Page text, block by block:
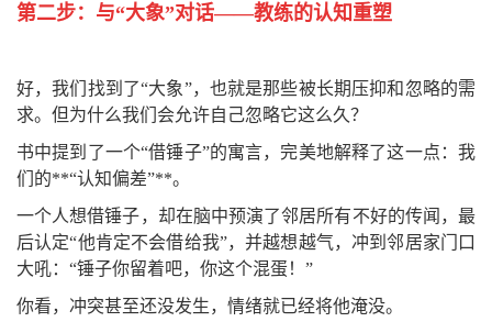
第二步：与“大象”对话——教练的认知重塑
好，我们找到了“大象”，也就是那些被长期压抑和忽略的需
求。但为什么我们会允许自己忽略它这么久？
书中提到了一个“借锤子”的寓言，完美地解释了这一点：我
们的**“认知偏差”**。
一个人想借锤子，却在脑中预演了邻居所有不好的传闻，最
后认定“他肯定不会借给我”，并越想越气，冲到邻居家门口
大吼：“锤子你留着吧，你这个混蛋！”
你看，冲突甚至还没发生，情绪就已经将他淹没。